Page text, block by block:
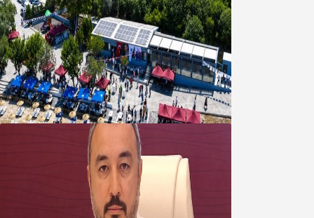
Bandırma Belediyesinden
Şirinçavuş’a hayat veren tesis
08 Ağustos 2026